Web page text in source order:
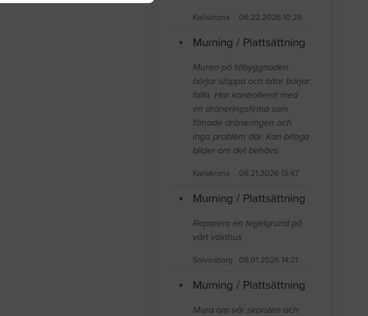
Karlskrona 06.22.2026 10:26
Murning / Plattsättning
Muren på tillbyggnaden
börjar släppa och bitar börjar
falla. Har kontrollerat med
en dräneringsfirma som
filmade dräneringen och
inga problem där. Kan bifoga
bilder om det behövs.
Karlskrona 06.21.2026 13:47
Murning / Plattsättning
Reparera en tegelgrund på
vårt växthus
Sölvesborg 06.01.2026 14:21
Murning / Plattsättning
Mura om vår skorsten och